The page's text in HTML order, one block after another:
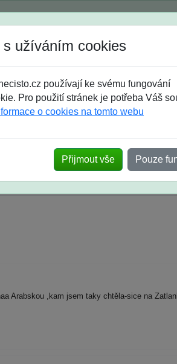
Jak si vybrat
střední maturanti soutěže
ohlasy po skutečných
s užíváním cookies
používají ke svému fungování
Pro použití stránek je potřeba Váš
o cookies na tomto webu
Přijmout vše Pouze
Arabskou ,kam jsem taky chtěla-sice na